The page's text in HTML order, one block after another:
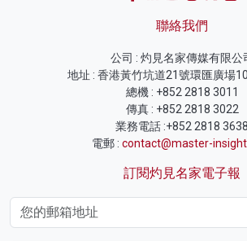
聯絡我們
公司 : 灼見名家傳媒有限公
地址 : 香港黃竹坑道21號環匯廣場
總機 : +852 2818 3011
傳真 : +852 2818 3022
業務電話 :+852 2818 3638
電郵 : contact@master-
訂閱灼見名家電子報